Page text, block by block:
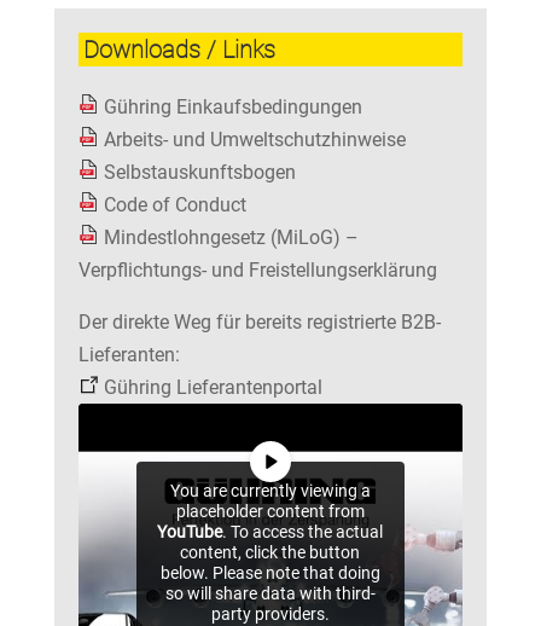
Downloads / Links
Gühring Einkaufsbedingungen
Arbeits- und Umweltschutzhinweise
Selbstauskunftsbogen
Code of Conduct
Mindestlohngesetz (MiLoG) –
Verpflichtungs- und Freistellungserklärung
Der direkte Weg für bereits registrierte B2B-
Lieferanten:
Gühring Lieferantenportal
You are currently viewing a
placeholder content from
YouTube. To access the actual
content, click the button
below. Please note that doing
so will share data with third-
party providers.